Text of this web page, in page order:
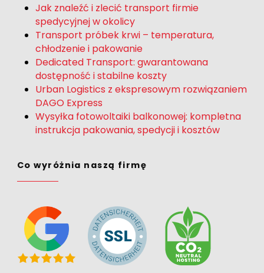
Jak znaleźć i zlecić transport firmie
spedycyjnej w okolicy
Transport próbek krwi – temperatura,
chłodzenie i pakowanie
Dedicated Transport: gwarantowana
dostępność i stabilne koszty
Urban Logistics z ekspresowym rozwiązaniem
DAGO Express
Wysyłka fotowoltaiki balkonowej: kompletna
instrukcja pakowania, spedycji i kosztów
Co wyróżnia naszą firmę